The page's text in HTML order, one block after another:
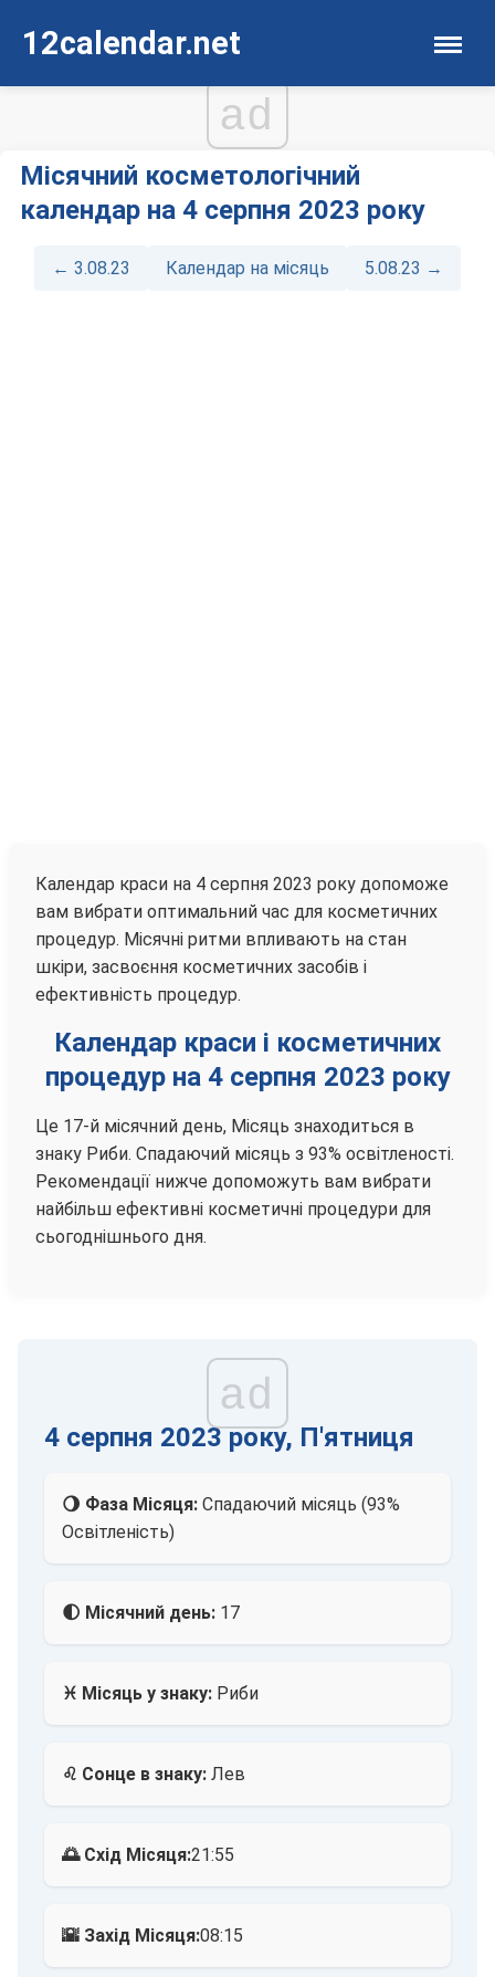
12calendar.net
ad
Місячний косметологічний
календар на 4 серпня 2023 року
← 3.08.23 Календар на місяць 5.08.23 →
Календар краси на 4 серпня 2023 року допоможе
вам вибрати оптимальний час для косметичних
процедур. Місячні ритми впливають на стан
шкіри, засвоєння косметичних засобів і
ефективність процедур.
Календар краси і косметичних
процедур на 4 серпня 2023 року
Це 17-й місячний день, Місяць знаходиться в
знаку Риби. Спадаючий місяць з 93% освітленості.
Рекомендації нижче допоможуть вам вибрати
найбільш ефективні косметичні процедури для
сьогоднішнього дня.
ad
4 серпня 2023 року, П'ятниця
🌖 Фаза Місяця: Спадаючий місяць (93%
Освітленість)
🌓 Місячний день: 17
♓ Місяць у знаку: Риби
♌ Сонце в знаку: Лев
🌅 Схід Місяця:21:55
🌇 Захід Місяця:08:15